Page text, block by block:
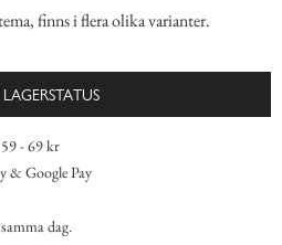
finns i flera olika varianter.
- 69 kr
& Google Pay
dag.